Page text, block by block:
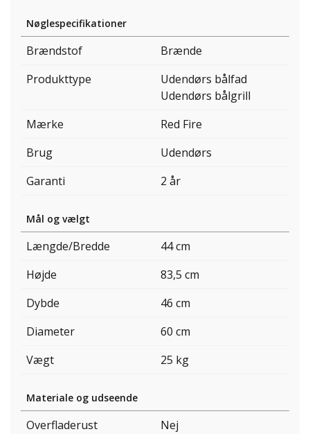
Nøglespecifikationer
Brændstof
Brænde
Produkttype
Udendørs bålfad
Udendørs bålgrill
Mærke
Red Fire
Brug
Udendørs
Garanti
2 år
Mål og vælgt
Længde/Bredde
44 cm
Højde
83,5 cm
Dybde
46 cm
Diameter
60 cm
Vægt
25 kg
Materiale og udseende
Overfladerust
Nej